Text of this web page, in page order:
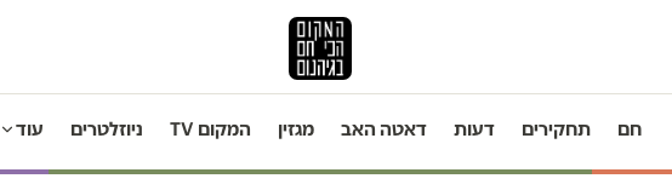
חם תחקירים דעות דאטה האב מגזין המקום TV ניוזלטרים עוד